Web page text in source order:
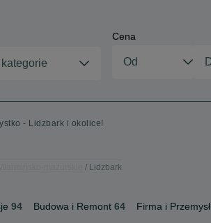
Cena
- Lidzbark i okolice!
Lidzbark
94 Budowa i Remont 64 Firma i Przemysł